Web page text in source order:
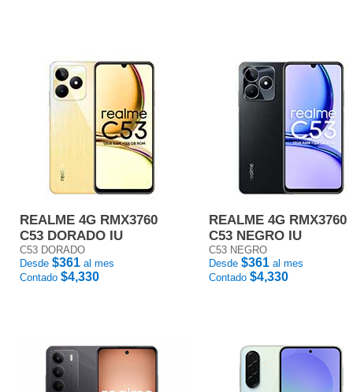
REALME 4G RMX3760
C53 DORADO IU
C53 DORADO
Desde $361 al mes
Contado $4,330
REALME 4G RMX3760
C53 NEGRO IU
C53 NEGRO
Desde $361 al mes
Contado $4,330